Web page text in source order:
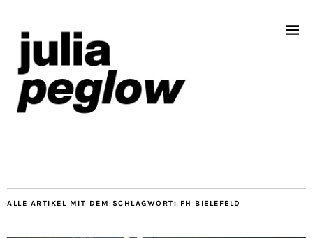
ALLE ARTIKEL MIT DEM SCHLAGWORT: FH BIELEFELD